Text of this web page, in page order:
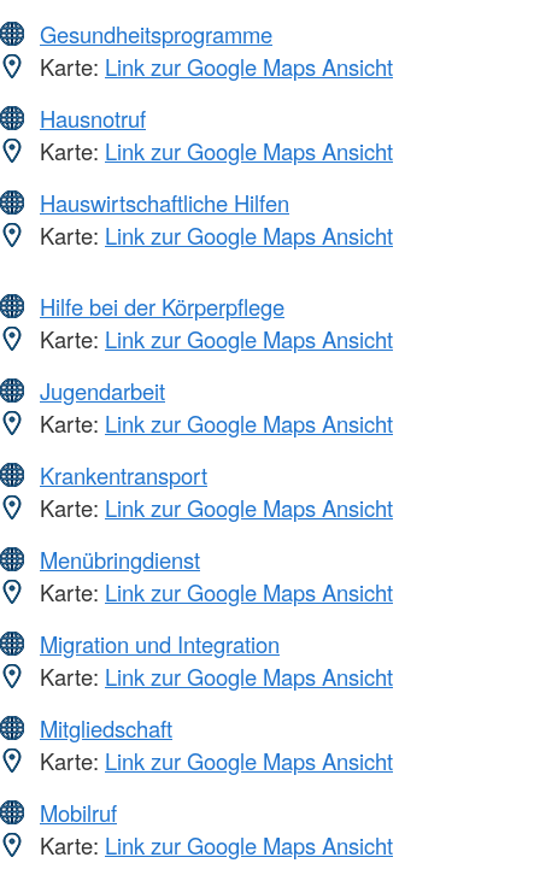
Gesundheitsprogramme
Karte: Link zur Google Maps Ansicht
Hausnotruf
Karte: Link zur Google Maps Ansicht
Hauswirtschaftliche Hilfen
Karte: Link zur Google Maps Ansicht
Hilfe bei der Körperpflege
Karte: Link zur Google Maps Ansicht
Jugendarbeit
Karte: Link zur Google Maps Ansicht
Krankentransport
Karte: Link zur Google Maps Ansicht
Menübringdienst
Karte: Link zur Google Maps Ansicht
Migration und Integration
Karte: Link zur Google Maps Ansicht
Mitgliedschaft
Karte: Link zur Google Maps Ansicht
Mobilruf
Karte: Link zur Google Maps Ansicht